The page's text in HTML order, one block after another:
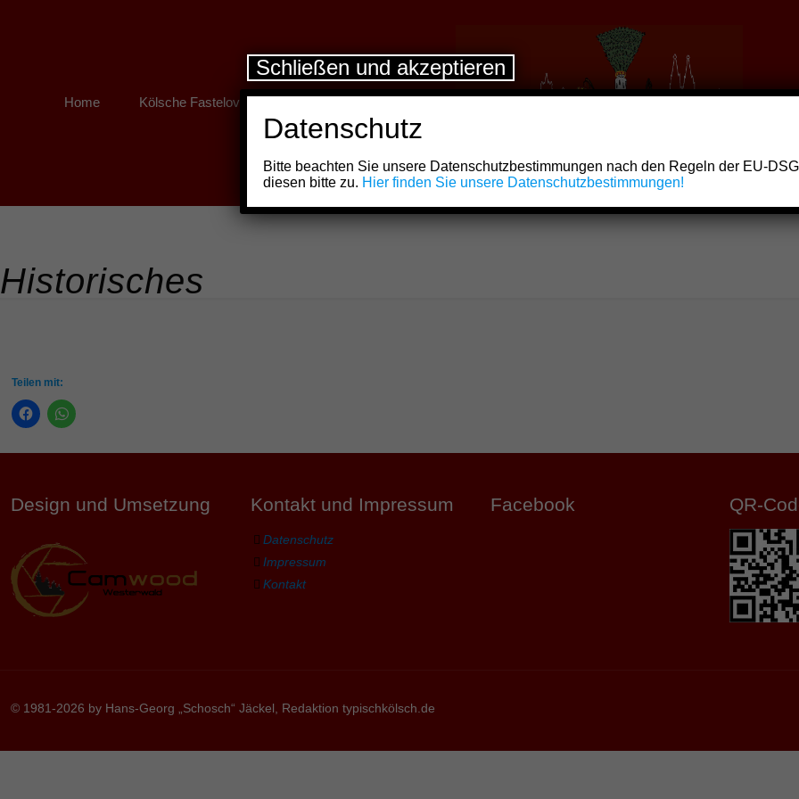
Home Kölsche Fastelovend
Historisches
Teilen mit:
Design und Umsetzung Kontakt und Impressum
Datenschutz
Impressum
Kontakt
Facebook QR-
© 1981-2026 by Hans-Georg „Schosch“ Jäckel, Redaktion typischkölsch.de
Datenschutz
Bitte beachten Sie unsere Datenschutzbestimmungen nach den Regeln der EU-
diesen bitte zu. Hier finden Sie unsere Datenschutzbestimmungen!
Schließen und akzeptieren